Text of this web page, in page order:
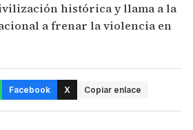
histórica y llama a la
a frenar la violencia en
Facebook X Copiar enlace